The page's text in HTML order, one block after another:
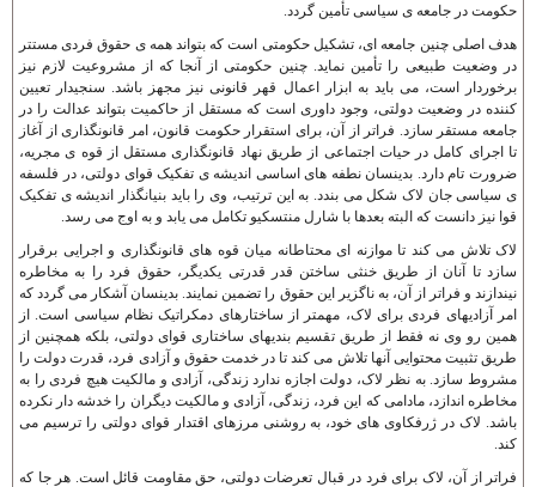
حکومت در جامعه ی سياسی تأمين گردد.
هدف اصلی چنين جامعه ای، تشکيل حکومتی است که بتواند همه ی حقوق فردی مستتر
در وضعيت طبيعی را تأمين نمايد. چنين حکومتی از آنجا که از مشروعيت لازم نيز
برخوردار است، می بايد به ابزار اعمال قهر قانونی نيز مجهز باشد. سنجيدار تعيين
کننده در وضعيت دولتی، وجود داوری است که مستقل از حاکميت بتواند عدالت را در
جامعه مستقر سازد. فراتر از آن، برای استقرار حکومت قانون، امر قانونگذاری از آغاز
تا اجرای کامل در حيات اجتماعی از طريق نهاد قانونگذاری مستقل از قوه ی مجريه،
ضرورت تام دارد. بدينسان نطفه های اساسی انديشه ی تفکيک قوای دولتی، در فلسفه
ی سياسی جان لاک شکل می بندد. به اين ترتيب، وی را بايد بنيانگذار انديشه ی تفکيک
قوا نيز دانست که البته بعدها با شارل منتسکيو تکامل می يابد و به اوج می رسد.
لاک تلاش می کند تا موازنه ای محتاطانه ميان قوه های قانونگذاری و اجرايی برقرار
سازد تا آنان از طريق خنثی ساختن قدر قدرتی يکديگر، حقوق فرد را به مخاطره
نيندازند و فراتر از آن، به ناگزير اين حقوق را تضمين نمايند. بدينسان آشکار می گردد که
امر آزاديهای فردی برای لاک، مهمتر از ساختارهای دمکراتيک نظام سياسی است. از
همين رو وی نه فقط از طريق تقسيم بنديهای ساختاری قوای دولتی، بلکه همچنين از
طريق تثبيت محتوايی آنها تلاش می کند تا در خدمت حقوق و آزادی فرد، قدرت دولت را
مشروط سازد. به نظر لاک، دولت اجازه ندارد زندگی، آزادی و مالکيت هيچ فردی را به
مخاطره اندازد، مادامی که اين فرد، زندگی، آزادی و مالکيت ديگران را خدشه دار نکرده
باشد. لاک در ژرفکاوی های خود، به روشنی مرزهای اقتدار قوای دولتی را ترسيم می
کند.
فراتر از آن، لاک برای فرد در قبال تعرضات دولتی، حق مقاومت قائل است. هر جا که